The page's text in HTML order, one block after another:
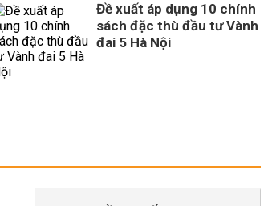
Đề xuất áp dụng 10 chính
sách đặc thù đầu tư Vành
đai 5 Hà Nội